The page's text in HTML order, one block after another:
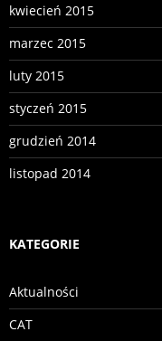
kwiecień 2015
marzec 2015
luty 2015
styczeń 2015
grudzień 2014
listopad 2014
KATEGORIE
Aktualności
CAT